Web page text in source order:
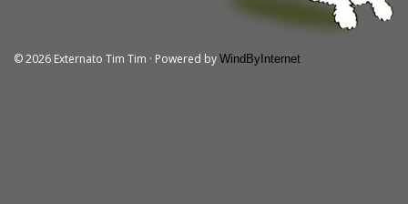
© 2026 Externato Tim Tim · Powered by WindByInternet